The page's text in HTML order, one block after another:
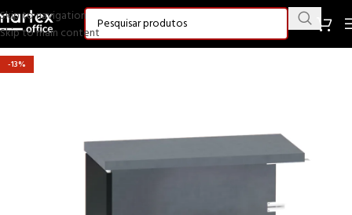
Skip to navigation
Skip to main content
-13%